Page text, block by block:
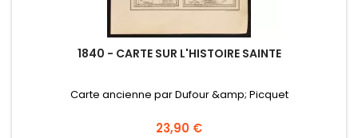
1840 - CARTE SUR L'HISTOIRE SAINTE
Carte ancienne par Dufour &amp; Picquet
Prix
23,90 €